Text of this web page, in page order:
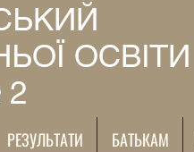
ОСВІТИ
2
РЕЗУЛЬТАТИ БАТЬКАМ